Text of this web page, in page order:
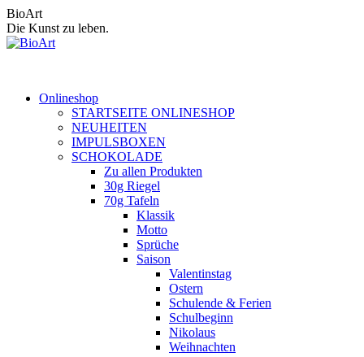
Zum
Inhalt
springen
BioArt
Die Kunst zu leben.
Onlineshop
STARTSEITE ONLINESHOP
NEUHEITEN
IMPULSBOXEN
SCHOKOLADE
Zu allen Produkten
30g Riegel
70g Tafeln
Klassik
Motto
Sprüche
Saison
Valentinstag
Ostern
Schulende & Ferien
Schulbeginn
Nikolaus
Weihnachten